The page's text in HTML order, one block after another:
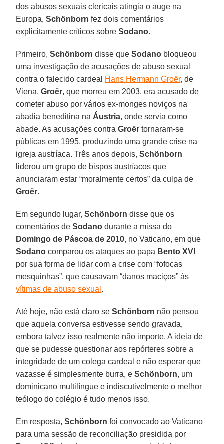
dos abusos sexuais clericais atingia o auge na
Europa,Schönborn fez dois comentários
explicitamente críticos sobreSodano.
Primeiro,Schönborn disse queSodano bloqueou
uma investigação de acusações de abuso sexual
contra o falecido cardeal Hans Hermann Groër, de
Viena.Groër, que morreu em 2003, era acusado de
cometer abuso por vários ex-monges noviços na
abadia beneditina na Áustria, onde servia como
abade. As acusações contraGroër tornaram-se
públicas em 1995, produzindo uma grande crise na
igreja austríaca. Três anos depois,Schönborn
liderou um grupo de bispos austríacos que
anunciaram estar “moralmente certos” da culpa de
Groër.
Em segundo lugar,Schönborn disse que os
comentários deSodano durante a missa do
Domingo de Páscoa de 2010, no Vaticano, em que
Sodano comparou os ataques ao papa Bento XVI
por sua forma de lidar com a crise com “fofocas
mesquinhas”, que causavam “danos maciços” às
vítimas de abuso sexual .
Até hoje, não está claro seSchönborn não pensou
que aquela conversa estivesse sendo gravada,
embora talvez isso realmente não importe. A ideia de
que se pudesse questionar aos repórteres sobre a
integridade de um colega cardeal e não esperar que
vazasse é simplesmente burra, eSchönborn, um
dominicano multilíngue e indiscutivelmente o melhor
teólogo do colégio é tudo menos isso.
Em resposta,Schönborn foi convocado ao Vaticano
para uma sessão de reconciliação presidida por